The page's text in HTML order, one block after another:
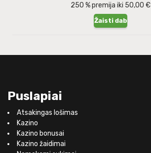
250 % premija iki 50,00 €
Žaisti dabar
Puslapiai
Atsakingas lošimas
Kazino
Kazino bonusai
Kazino žaidimai